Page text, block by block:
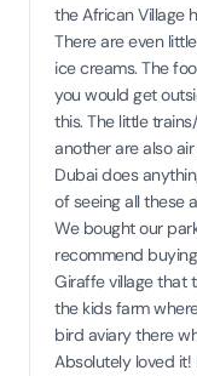
the African Village
There are even
ice creams. The
you would get
this. The little
another are also
Dubai does
of seeing all these
We bought our
recommend
Giraffe village that
the kids farm
bird aviary there
Absolutely loved